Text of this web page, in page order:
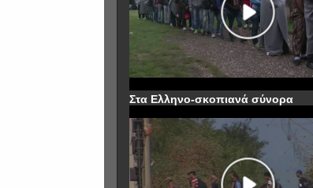
Στα Ελληνο-σκοπιανά σύνορα